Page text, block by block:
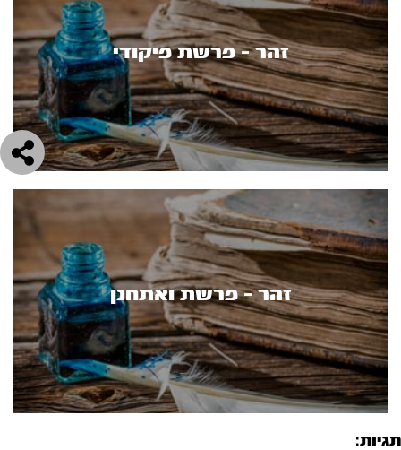
זהר - פרשת פיקודי
זהר - פרשת ואתחנן
תגיות: